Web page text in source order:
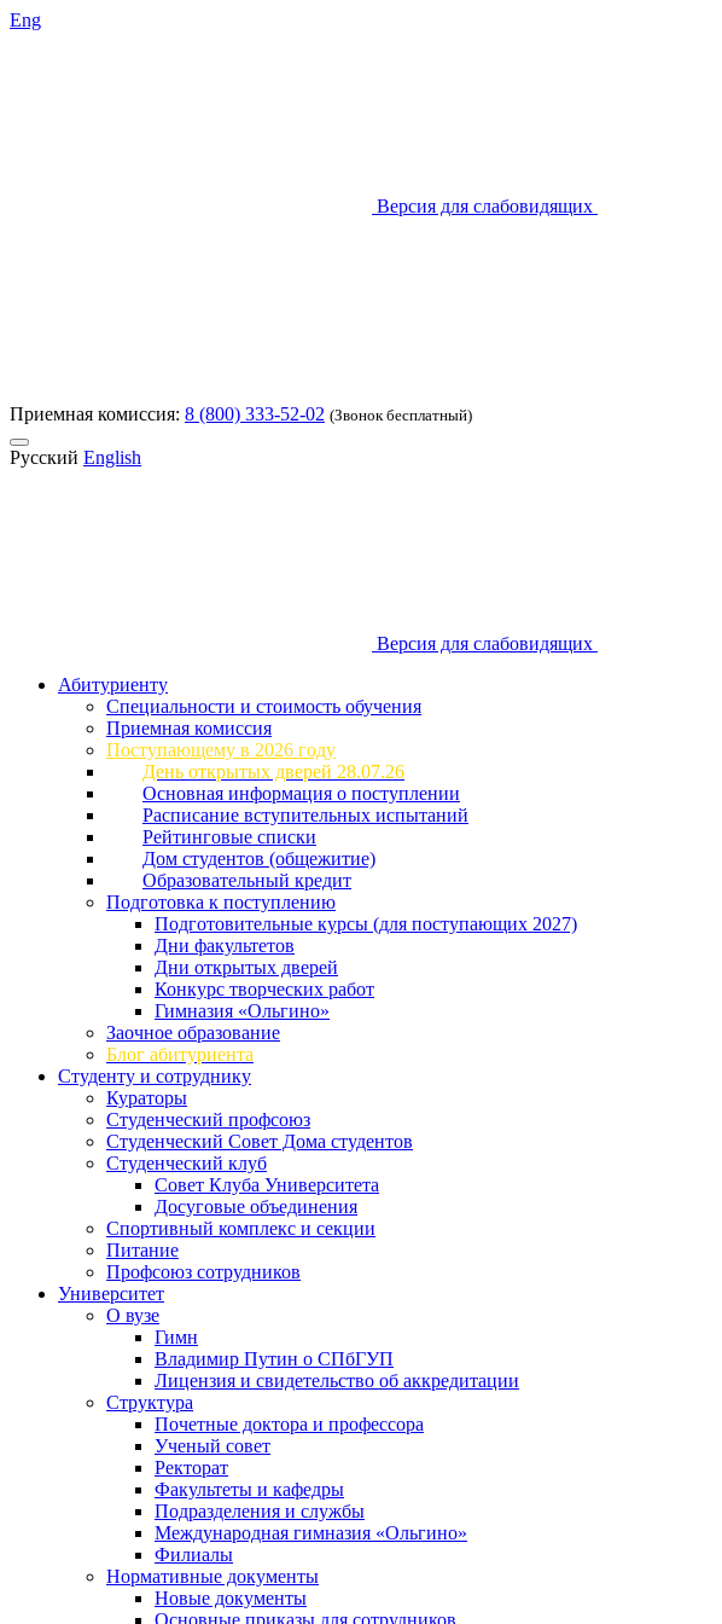
Eng
Версия для слабовидящих
Приемная комиссия: 8 (800) 333-52-02 (Звонок бесплатный)
Русский English
Версия для слабовидящих
Абитуриенту
Специальности и стоимость обучения
Приемная комиссия
Поступающему в 2026 году
День открытых дверей 28.07.26
Основная информация о поступлении
Расписание вступительных испытаний
Рейтинговые списки
Дом студентов (общежитие)
Образовательный кредит
Подготовка к поступлению
Подготовительные курсы (для поступающих 2027)
Дни факультетов
Дни открытых дверей
Конкурс творческих работ
Гимназия «Ольгино»
Заочное образование
Блог абитуриента
Студенту и сотруднику
Кураторы
Студенческий профсоюз
Студенческий Совет Дома студентов
Студенческий клуб
Совет Клуба Университета
Досуговые объединения
Спортивный комплекс и секции
Питание
Профсоюз сотрудников
Университет
О вузе
Гимн
Владимир Путин о СПбГУП
Лицензия и свидетельство об аккредитации
Структура
Почетные доктора и профессора
Ученый совет
Ректорат
Факультеты и кафедры
Подразделения и службы
Международная гимназия «Ольгино»
Филиалы
Нормативные документы
Новые документы
Основные приказы для сотрудников